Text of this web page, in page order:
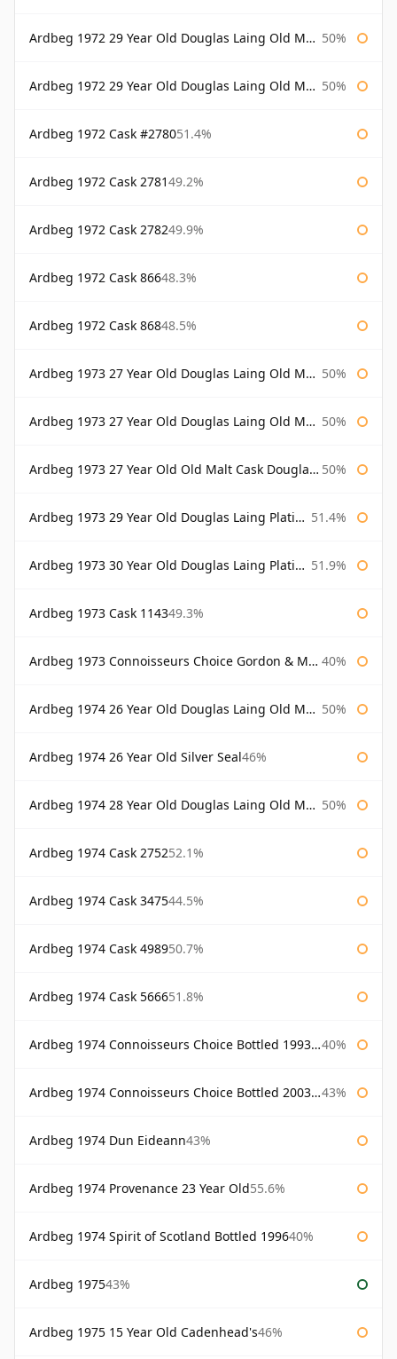
Ardbeg 1972 29 Year Old Douglas Laing Old Malt Cask 50%
Ardbeg 1972 29 Year Old Douglas Laing Old Malt Cask Bottled 2001 50%
Ardbeg 1972 Cask #278051.4%
Ardbeg 1972 Cask 278149.2%
Ardbeg 1972 Cask 278249.9%
Ardbeg 1972 Cask 86648.3%
Ardbeg 1972 Cask 86848.5%
Ardbeg 1973 27 Year Old Douglas Laing Old Malt Cask 50%
Ardbeg 1973 27 Year Old Douglas Laing Old Malt Cask Bottled 2000 50%
Ardbeg 1973 27 Year Old Old Malt Cask Douglas Laing 50%
Ardbeg 1973 29 Year Old Douglas Laing Platinum Selection 51.4%
Ardbeg 1973 30 Year Old Douglas Laing Platinum Selection 51.9%
Ardbeg 1973 Cask 114349.3%
Ardbeg 1973 Connoisseurs Choice Gordon & Macphail 40%
Ardbeg 1974 26 Year Old Douglas Laing Old Malt Cask 50%
Ardbeg 1974 26 Year Old Silver Seal46%
Ardbeg 1974 28 Year Old Douglas Laing Old Malt Cask 50%
Ardbeg 1974 Cask 275252.1%
Ardbeg 1974 Cask 347544.5%
Ardbeg 1974 Cask 498950.7%
Ardbeg 1974 Cask 566651.8%
Ardbeg 1974 Connoisseurs Choice Bottled 1993 Gordon & Macphail 40%
Ardbeg 1974 Connoisseurs Choice Bottled 2003 Gordon & Macphail 43%
Ardbeg 1974 Dun Eideann43%
Ardbeg 1974 Provenance 23 Year Old55.6%
Ardbeg 1974 Spirit of Scotland Bottled 199640%
Ardbeg 197543%
Ardbeg 1975 15 Year Old Cadenhead's46%